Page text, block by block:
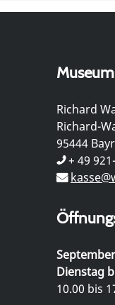
Richard
Richard-
95444
+ 49
Dienstag
10.00 bis